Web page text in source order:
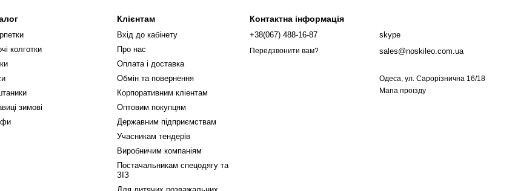
колготки
зимові
Клієнтам
Вхід до кабінету
Про нас
Оплата і доставка
Обмін та повернення
Корпоративним кліентам
Оптовим покупцям
Державним підприємствам
Учасникам тендерів
Виробничим компаніям
Постачальникам спецодягу та
ЗІЗ
Контактна інформація
+38(067) 488-16-87
Передзвонити вам?
skype
sales@noskileo.com.ua
Одеса, ул. Сарорізнична 16/18
Мапа проїзду